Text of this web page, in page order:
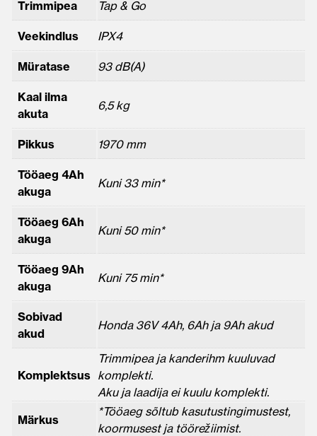
Trimmipea Tap & Go
Veekindlus IPX4
Müratase 93 dB(A)
Kaal ilma
akuta
6,5 kg
Pikkus 1970 mm
Tööaeg 4Ah
akuga
Kuni 33 min*
Tööaeg 6Ah
akuga
Kuni 50 min*
Tööaeg 9Ah
akuga
Kuni 75 min*
Sobivad
akud
Honda 36V 4Ah, 6Ah ja 9Ah akud
Komplektsus
Trimmipea ja kanderihm kuuluvad
komplekti.
Aku ja laadija ei kuulu komplekti.
Märkus
*Tööaeg sõltub kasutustingimustest,
koormusest ja töörežiimist.